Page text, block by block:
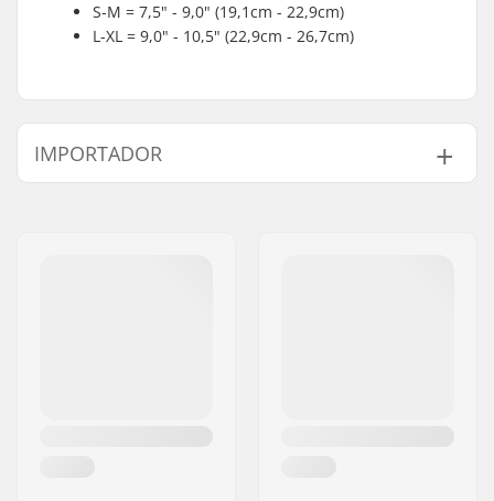
S-M = 7,5" - 9,0" (19,1cm - 22,9cm)
L-XL = 9,0" - 10,5" (22,9cm - 26,7cm)
IMPORTADOR